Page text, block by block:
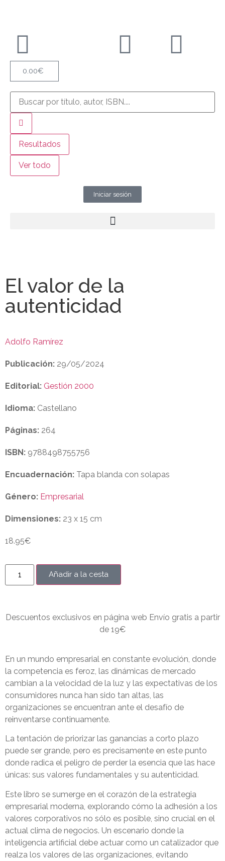
0.00€
Resultados
Ver todo
Iniciar sesión
El valor de la
autenticidad
Adolfo Ramírez
Publicación: 29/05/2024
Editorial: Gestión 2000
Idioma: Castellano
Páginas: 264
ISBN: 9788498755756
Encuadernación: Tapa blanda con solapas
Género: Empresarial
Dimensiones: 23 x 15 cm
18.95€
Añadir a la cesta
Descuentos exclusivos en página web Envío gratis a partir
de 19€
En un mundo empresarial en constante evolución, donde
la competencia es feroz, las dinámicas de mercado
cambian a la velocidad de la luz y las expectativas de los
consumidores nunca han sido tan altas, las
organizaciones se encuentran ante el desafío de
reinventarse continuamente.
La tentación de priorizar las ganancias a corto plazo
puede ser grande, pero es precisamente en este punto
donde radica el peligro de perder la esencia que las hace
únicas: sus valores fundamentales y su autenticidad.
Este libro se sumerge en el corazón de la estrategia
empresarial moderna, explorando cómo la adhesión a los
valores corporativos no sólo es posible, sino crucial en el
actual clima de negocios. Un escenario donde la
inteligencia artificial debe actuar como un catalizador que
realza los valores de las organizaciones, evitando